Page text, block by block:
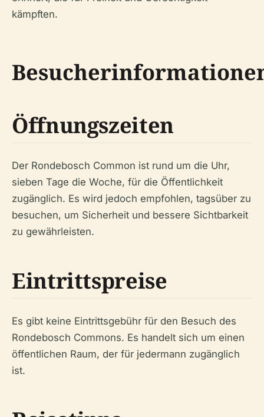
kämpften.
Öffnungszeiten
Der Rondebosch Common ist rund um die Uhr,
sieben Tage die Woche, für die Öffentlichkeit
zugänglich. Es wird jedoch empfohlen, tagsüber zu
besuchen, um Sicherheit und bessere Sichtbarkeit
zu gewährleisten.
Eintrittspreise
Es gibt keine Eintrittsgebühr für den Besuch des
Rondebosch Commons. Es handelt sich um einen
öffentlichen Raum, der für jedermann zugänglich
ist.